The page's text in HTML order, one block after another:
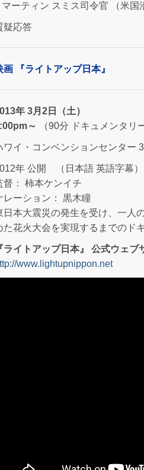
マーティン スミス司令官 （米国
疑応答
画 『ライトアップ日本』
年 3月2日（土）
～
（90分 ドキュメンタリ
ワイ・コンベンションセンター
年 公開 （日本語 英語字幕）
督： 柿本ケンイチ
レーション： 黒木瞳
日本大震災の発生を受け、一人
た花火大会を実現するまでのド
ライトアップ日本』 公式ウェブ
www.lightupnippon.net